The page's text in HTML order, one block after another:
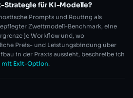
Strategie für KI-Modelle?
Prompts und Routing als
Zweitmodell-Benchmark, eine
je Workflow und, wo
Preis- und Leistungsbindung über
in der Praxis aussieht, beschreibe ich
Exit-Option.